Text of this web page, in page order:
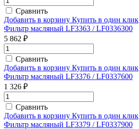
Сравнить
Добавить в корзину Купить в один клик
Фильтр масляный LF3363 / LF0336300
5 862 ₽
Сравнить
Добавить в корзину Купить в один клик
Фильтр масляный LF3376 / LF0337600
1 326 ₽
Сравнить
Добавить в корзину Купить в один клик
Фильтр масляный LF3379 / LF0337900